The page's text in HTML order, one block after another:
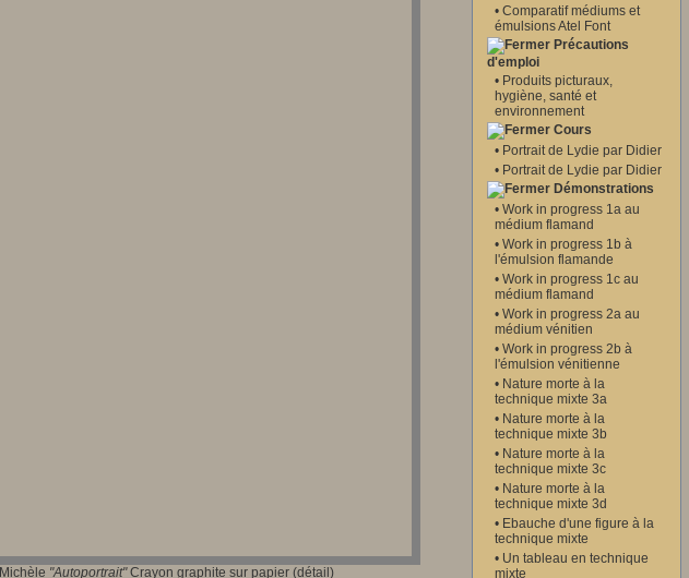
Michèle "Autoportrait"Crayon graphite sur papier (détail)
• Comparatif médiums et
émulsions Atel Font
Précautions
d'emploi
• Produits picturaux,
hygiène, santé et
environnement
Cours
• Portrait de Lydie par Didier
• Portrait de Lydie par Didier
Démonstrations
• Work in progress 1a au
médium flamand
• Work in progress 1b à
l'émulsion flamande
• Work in progress 1c au
médium flamand
• Work in progress 2a au
médium vénitien
• Work in progress 2b à
l'émulsion vénitienne
• Nature morte à la
technique mixte 3a
• Nature morte à la
technique mixte 3b
• Nature morte à la
technique mixte 3c
• Nature morte à la
technique mixte 3d
• Ebauche d'une figure à la
technique mixte
• Un tableau en technique
mixte